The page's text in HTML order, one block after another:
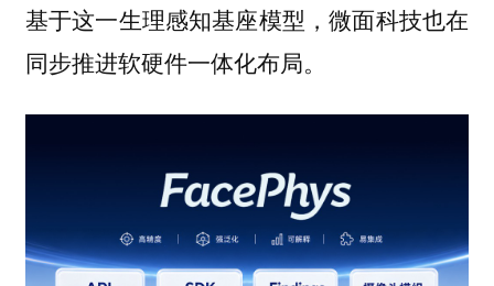
基于这一生理感知基座模型，微面科技也在
同步推进软硬件一体化布局。